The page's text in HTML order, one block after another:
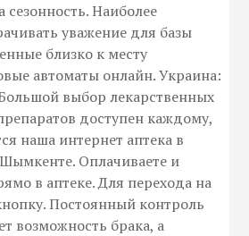
сезонность. Наиболее
уважение для базы
близко к месту
автоматы онлайн. Украина:
выбор лекарственных
доступен каждому,
наша интернет аптека в
Оплачиваете и
в аптеке. Для перехода на
Постоянный контроль
возможность брака, а